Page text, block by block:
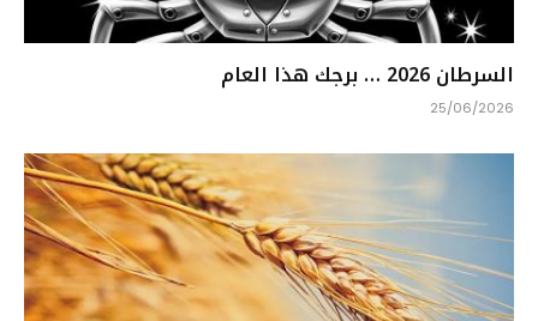
السرطان 2026 … برجك هذا العام
25/06/2026